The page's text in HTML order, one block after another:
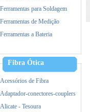
Ferramentas para Soldagem
Ferramentas de Medição
Ferramentas a Bateria
Equipamento de Proteção (EPI)
Incêndio
Fibra Ótica
Acessórios de Fibra
Adaptador-conectores-couplers
Alicate - Tesoura